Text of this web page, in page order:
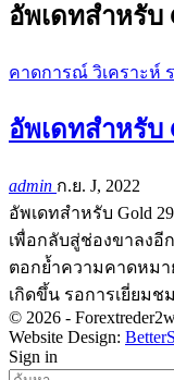
อัพเดทสำหรับ
คาดการณ์ วิเคราะห์
อัพเดทสำหรับ
admin ก.ย. J, 2022
อัพเดทสำหรับ Gold
เพื่อกลับสู่ช่องขาลงอี
ตอกย้ำความคาดหม
เกิดขึ้น รอการเยี่ยมช
© 2026 -
Website Design:
Sign in